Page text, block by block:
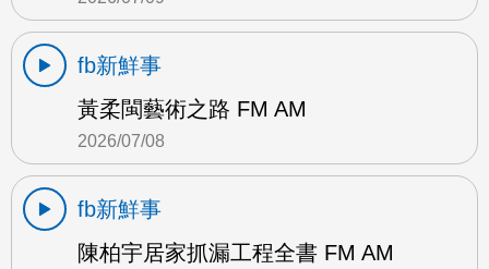
fb新鮮事
黃柔閩藝術之路 FM AM
2026/07/08
fb新鮮事
陳柏宇居家抓漏工程全書 FM AM